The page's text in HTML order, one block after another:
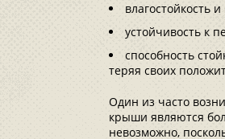
влагостойкость
устойчивость к
способность
теряя своих
Один из часто
крыши являются
невозможно,